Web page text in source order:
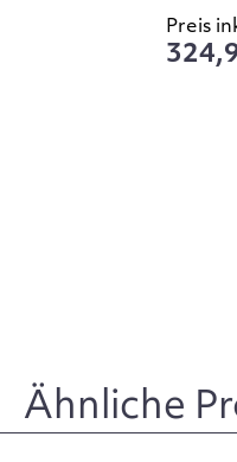
Preis
Ähnliche